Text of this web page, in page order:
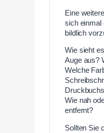
Eine
sich einmal
bildlich
Wie sieht
Auge aus?
Welche
Wie nah
entfernt?
Sollten Sie